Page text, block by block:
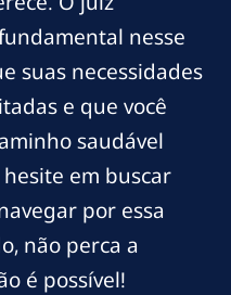
nesse
suas necessidades
e que você
saudável
em buscar
por essa
não perca a
é possível!